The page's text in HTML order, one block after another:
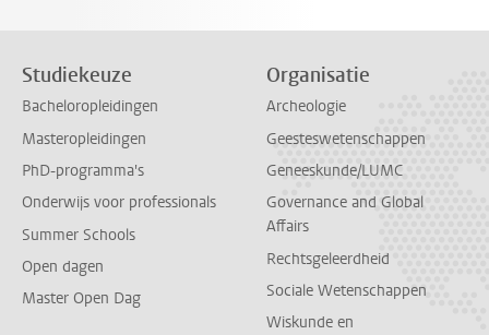
Studiekeuze
Bacheloropleidingen
Masteropleidingen
PhD-programma's
Onderwijs voor professionals
Summer Schools
Open dagen
Master Open Dag
Organisatie
Archeologie
Geesteswetenschappen
Geneeskunde/LUMC
Governance and Global
Affairs
Rechtsgeleerdheid
Sociale Wetenschappen
Wiskunde en